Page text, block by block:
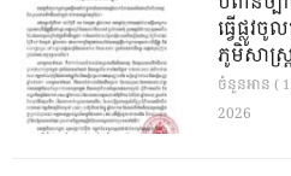
ធ្វើផ្លូវ
ភូមិសាស្ត្
ចំនួនអាន (
2026